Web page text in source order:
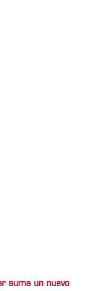
suma un nuevo